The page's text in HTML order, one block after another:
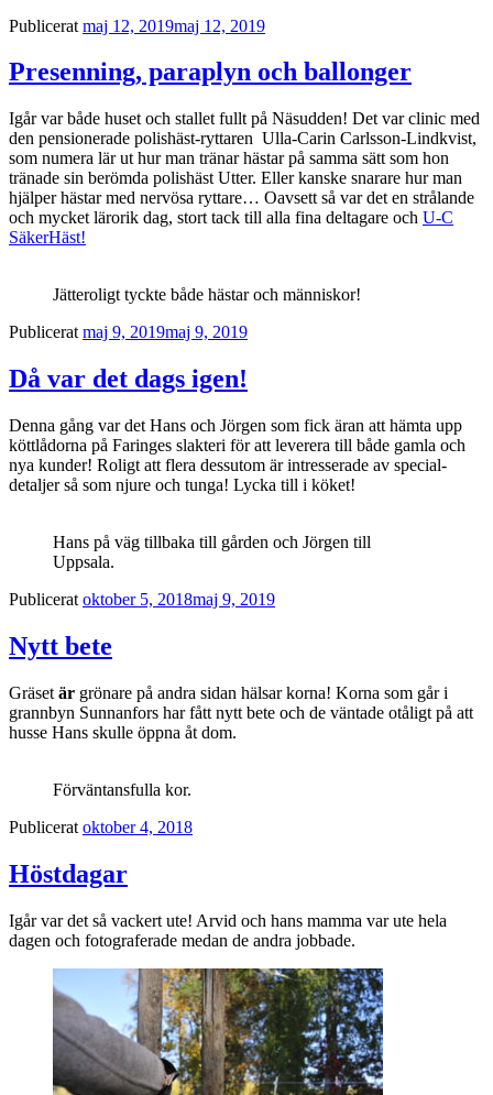
Publicerat maj 12, 2019maj 12, 2019
Presenning, paraplyn och ballonger
Igår var både huset och stallet fullt på Näsudden! Det var clinic med
den pensionerade polishäst-ryttaren Ulla-Carin Carlsson-Lindkvist,
som numera lär ut hur man tränar hästar på samma sätt som hon
tränade sin berömda polishäst Utter. Eller kanske snarare hur man
hjälper hästar med nervösa ryttare… Oavsett så var det en strålande
och mycket lärorik dag, stort tack till alla fina deltagare och U-C
SäkerHäst!
Jätteroligt tyckte både hästar och människor!
Publicerat maj 9, 2019maj 9, 2019
Då var det dags igen!
Denna gång var det Hans och Jörgen som fick äran att hämta upp
köttlådorna på Faringes slakteri för att leverera till både gamla och
nya kunder! Roligt att flera dessutom är intresserade av special-
detaljer så som njure och tunga! Lycka till i köket!
Hans på väg tillbaka till gården och Jörgen till
Uppsala.
Publicerat oktober 5, 2018maj 9, 2019
Nytt bete
Gräset är grönare på andra sidan hälsar korna! Korna som går i
grannbyn Sunnanfors har fått nytt bete och de väntade otåligt på att
husse Hans skulle öppna åt dom.
Förväntansfulla kor.
Publicerat oktober 4, 2018
Höstdagar
Igår var det så vackert ute! Arvid och hans mamma var ute hela
dagen och fotograferade medan de andra jobbade.